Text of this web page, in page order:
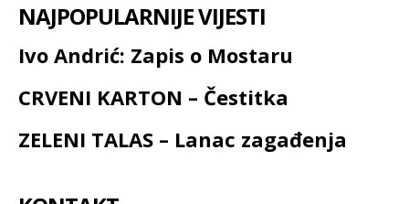
NAJPOPULARNIJE VIJESTI
Ivo Andrić: Zapis o Mostaru
CRVENI KARTON – Čestitka
ZELENI TALAS – Lanac zagađenja